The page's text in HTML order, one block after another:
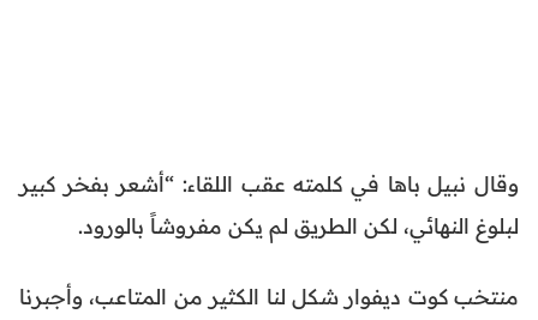
وقال نبيل باها في كلمته عقب اللقاء: “أشعر بفخر كبير
لبلوغ النهائي، لكن الطريق لم يكن مفروشاً بالورود.
منتخب كوت ديفوار شكل لنا الكثير من المتاعب، وأجبرنا